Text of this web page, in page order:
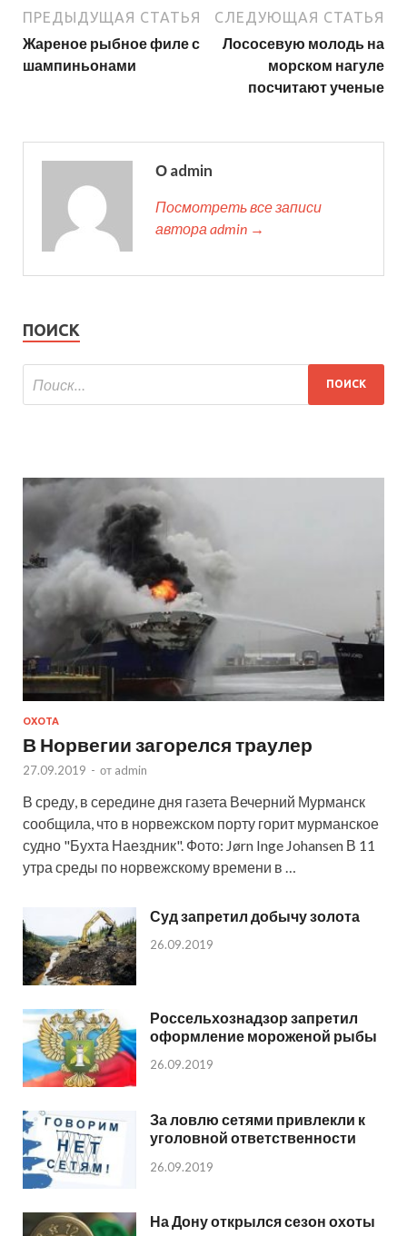
ПРЕДЫДУЩАЯ СТАТЬЯ
Жареное рыбное филе с
шампиньонами
СЛЕДУЮЩАЯ СТАТЬЯ
Лососевую молодь на
морском нагуле
посчитают ученые
О admin
Посмотреть все записи
автора admin →
ПОИСК
ОХОТА
В Норвегии загорелся траулер
27.09.2019 - от admin
В среду, в середине дня газета Вечерний Мурманск
сообщила, что в норвежском порту горит мурманское
судно "Бухта Наездник". Фото: Jørn Inge Johansen В 11
утра среды по норвежскому времени в …
Суд запретил добычу золота
26.09.2019
Россельхознадзор запретил
оформление мороженой рыбы
26.09.2019
За ловлю сетями привлекли к
уголовной ответственности
26.09.2019
На Дону открылся сезон охоты